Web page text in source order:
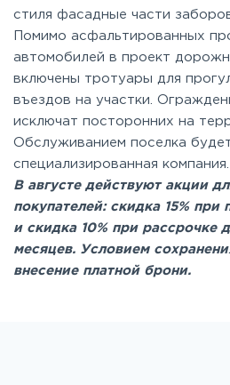
стиля фасадные части
Помимо асфальтированных
автомобилей в проект
включены тротуары для
въездов на участки.
исключат посторонних на
Обслуживанием поселка
специализированная компания.
В августе действуют акции
покупателей: скидка 15% при
и скидка 10% при рассрочке
месяцев. Условием
внесение платной брони.